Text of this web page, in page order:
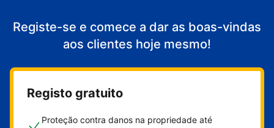
Registe-se e comece a dar as boas-vindas
aos clientes hoje mesmo!
Registo gratuito
Proteção contra danos na propriedade até